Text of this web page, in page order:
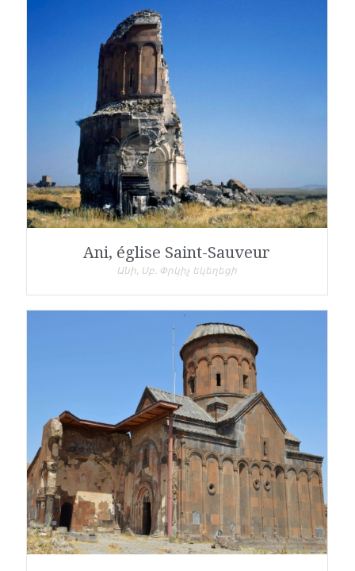
Ani, église Saint-Sauveur
Անի, Սբ. Փրկիչ եկեղեցի